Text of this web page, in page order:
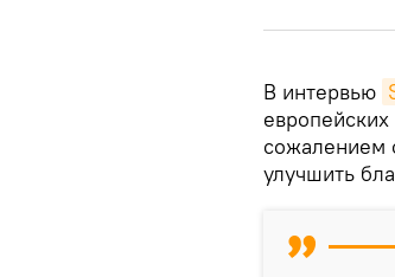
В интервью
сожалением
улучшить